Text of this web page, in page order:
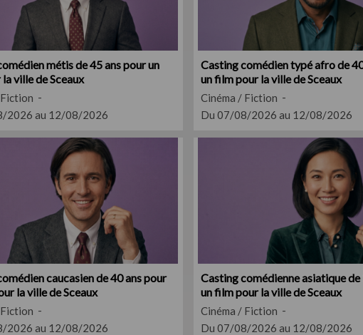
métis de 45 ans pour un
ville de Sceaux
2026 au 12/08/2026
Casting comédien typé afro de
un film pour la ville de Sceaux
Cinéma / Fiction
Du 07/08/2026 au 12/08/2026
caucasien de 40 ans pour
la ville de Sceaux
2026 au 12/08/2026
Casting comédienne asiatique de
un film pour la ville de Sceaux
Cinéma / Fiction
Du 07/08/2026 au 12/08/2026